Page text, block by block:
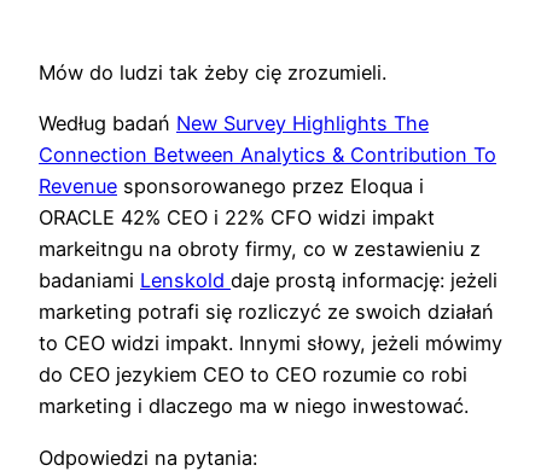
Mów do ludzi tak żeby cię zrozumieli.
Według badań New Survey Highlights The
Connection Between Analytics & Contribution To
Revenue sponsorowanego przez Eloqua i
ORACLE 42% CEO i 22% CFO widzi impakt
markeitngu na obroty firmy, co w zestawieniu z
badaniami Lenskold daje prostą informację: jeżeli
marketing potrafi się rozliczyć ze swoich działań
to CEO widzi impakt. Innymi słowy, jeżeli mówimy
do CEO jezykiem CEO to CEO rozumie co robi
marketing i dlaczego ma w niego inwestować.
Odpowiedzi na pytania: